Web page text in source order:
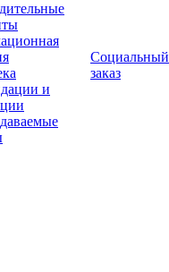
и
Социальный
заказ